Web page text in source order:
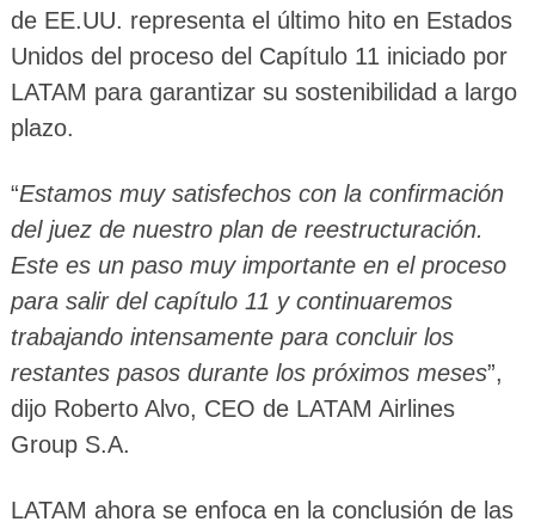
de EE.UU. representa el último hito en Estados
Unidos del proceso del Capítulo 11 iniciado por
LATAM para garantizar su sostenibilidad a largo
plazo.
“Estamos muy satisfechos con la confirmación
del juez de nuestro plan de reestructuración.
Este es un paso muy importante en el proceso
para salir del capítulo 11 y continuaremos
trabajando intensamente para concluir los
restantes pasos durante los próximos meses”,
dijo Roberto Alvo, CEO de LATAM Airlines
Group S.A.
LATAM ahora se enfoca en la conclusión de las